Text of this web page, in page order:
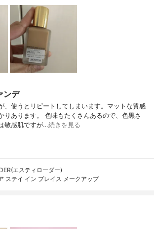
ンデ
、使うとリピートしてしまいます。マットな質感
りあります。 色味もたくさんあるので、色黒さ
敏感肌ですが…続きを見る
エスティローダー)
ステイ イン プレイス メークアップ